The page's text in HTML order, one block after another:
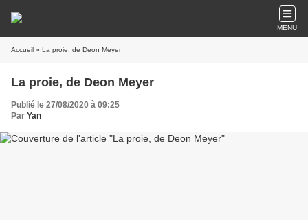
MENU
Accueil » La proie, de Deon Meyer
La proie, de Deon Meyer
Publié le 27/08/2020 à 09:25
Par Yan